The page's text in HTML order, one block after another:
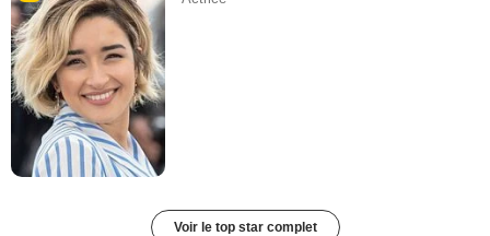
Voir le top star complet